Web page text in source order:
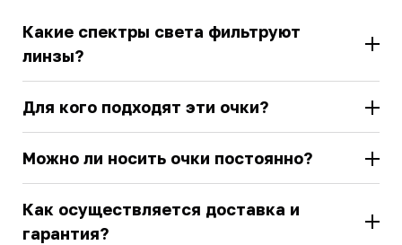
Какие спектры света фильтруют
линзы?
Для кого подходят эти очки?
Можно ли носить очки постоянно?
Как осуществляется доставка и
гарантия?